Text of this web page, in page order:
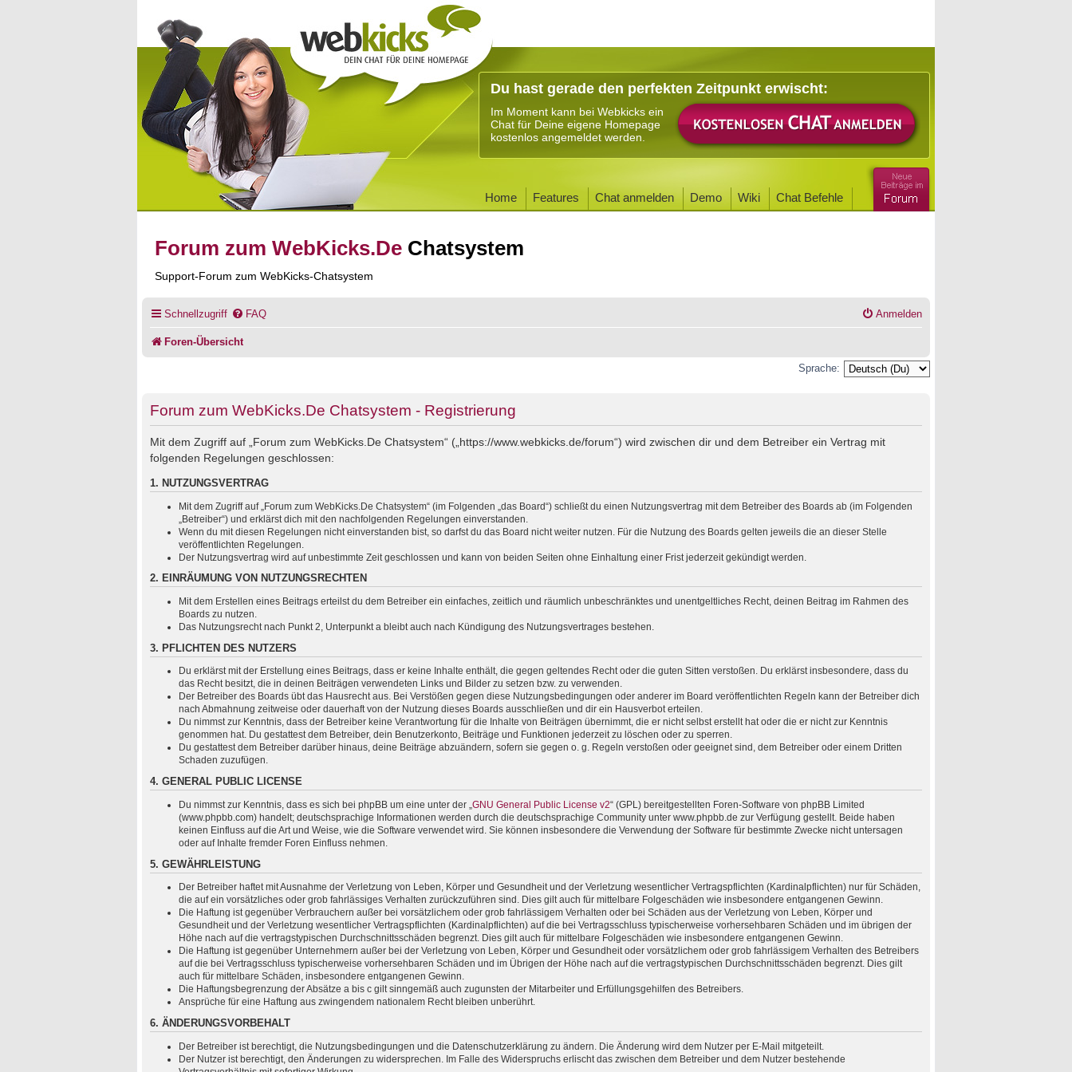
Du hast gerade den perfekten Zeitpunkt erwischt:
Im Moment kann bei Webkicks ein
Chat für Deine eigene Homepage
kostenlos angemeldet werden.
Home Features Chat anmelden Demo Wiki Chat Befehle
Forum zum WebKicks.De Chatsystem
Support-Forum zum WebKicks-Chatsystem
Schnellzugriff FAQ Anmelden
Foren-Übersicht
Sprache:
Forum zum WebKicks.De Chatsystem - Registrierung
Mit dem Zugriff auf „Forum zum WebKicks.De Chatsystem“ („https://www.webkicks.de/forum“) wird zwischen dir und dem Betreiber ein Vertrag mit
folgenden Regelungen geschlossen:
1. NUTZUNGSVERTRAG
Mit dem Zugriff auf „Forum zum WebKicks.De Chatsystem“ (im Folgenden „das Board“) schließt du einen Nutzungsvertrag mit dem Betreiber des Boards ab (im Folgenden
„Betreiber“) und erklärst dich mit den nachfolgenden Regelungen einverstanden.
Wenn du mit diesen Regelungen nicht einverstanden bist, so darfst du das Board nicht weiter nutzen. Für die Nutzung des Boards gelten jeweils die an dieser Stelle
veröffentlichten Regelungen.
Der Nutzungsvertrag wird auf unbestimmte Zeit geschlossen und kann von beiden Seiten ohne Einhaltung einer Frist jederzeit gekündigt werden.
2. EINRÄUMUNG VON NUTZUNGSRECHTEN
Mit dem Erstellen eines Beitrags erteilst du dem Betreiber ein einfaches, zeitlich und räumlich unbeschränktes und unentgeltliches Recht, deinen Beitrag im Rahmen des
Boards zu nutzen.
Das Nutzungsrecht nach Punkt 2, Unterpunkt a bleibt auch nach Kündigung des Nutzungsvertrages bestehen.
3. PFLICHTEN DES NUTZERS
Du erklärst mit der Erstellung eines Beitrags, dass er keine Inhalte enthält, die gegen geltendes Recht oder die guten Sitten verstoßen. Du erklärst insbesondere, dass du
das Recht besitzt, die in deinen Beiträgen verwendeten Links und Bilder zu setzen bzw. zu verwenden.
Der Betreiber des Boards übt das Hausrecht aus. Bei Verstößen gegen diese Nutzungsbedingungen oder anderer im Board veröffentlichten Regeln kann der Betreiber dich
nach Abmahnung zeitweise oder dauerhaft von der Nutzung dieses Boards ausschließen und dir ein Hausverbot erteilen.
Du nimmst zur Kenntnis, dass der Betreiber keine Verantwortung für die Inhalte von Beiträgen übernimmt, die er nicht selbst erstellt hat oder die er nicht zur Kenntnis
genommen hat. Du gestattest dem Betreiber, dein Benutzerkonto, Beiträge und Funktionen jederzeit zu löschen oder zu sperren.
Du gestattest dem Betreiber darüber hinaus, deine Beiträge abzuändern, sofern sie gegen o. g. Regeln verstoßen oder geeignet sind, dem Betreiber oder einem Dritten
Schaden zuzufügen.
4. GENERAL PUBLIC LICENSE
Du nimmst zur Kenntnis, dass es sich bei phpBB um eine unter der „ GNU General Public License v2“ (GPL) bereitgestellten Foren-Software von phpBB Limited
(www.phpbb.com) handelt; deutschsprachige Informationen werden durch die deutschsprachige Community unter www.phpbb.de zur Verfügung gestellt. Beide haben
keinen Einfluss auf die Art und Weise, wie die Software verwendet wird. Sie können insbesondere die Verwendung der Software für bestimmte Zwecke nicht untersagen
oder auf Inhalte fremder Foren Einfluss nehmen.
5. GEWÄHRLEISTUNG
Der Betreiber haftet mit Ausnahme der Verletzung von Leben, Körper und Gesundheit und der Verletzung wesentlicher Vertragspflichten (Kardinalpflichten) nur für Schäden,
die auf ein vorsätzliches oder grob fahrlässiges Verhalten zurückzuführen sind. Dies gilt auch für mittelbare Folgeschäden wie insbesondere entgangenen Gewinn.
Die Haftung ist gegenüber Verbrauchern außer bei vorsätzlichem oder grob fahrlässigem Verhalten oder bei Schäden aus der Verletzung von Leben, Körper und
Gesundheit und der Verletzung wesentlicher Vertragspflichten (Kardinalpflichten) auf die bei Vertragsschluss typischerweise vorhersehbaren Schäden und im übrigen der
Höhe nach auf die vertragstypischen Durchschnittsschäden begrenzt. Dies gilt auch für mittelbare Folgeschäden wie insbesondere entgangenen Gewinn.
Die Haftung ist gegenüber Unternehmern außer bei der Verletzung von Leben, Körper und Gesundheit oder vorsätzlichem oder grob fahrlässigem Verhalten des Betreibers
auf die bei Vertragsschluss typischerweise vorhersehbaren Schäden und im Übrigen der Höhe nach auf die vertragstypischen Durchschnittsschäden begrenzt. Dies gilt
auch für mittelbare Schäden, insbesondere entgangenen Gewinn.
Die Haftungsbegrenzung der Absätze a bis c gilt sinngemäß auch zugunsten der Mitarbeiter und Erfüllungsgehilfen des Betreibers.
Ansprüche für eine Haftung aus zwingendem nationalem Recht bleiben unberührt.
6. ÄNDERUNGSVORBEHALT
Der Betreiber ist berechtigt, die Nutzungsbedingungen und die Datenschutzerklärung zu ändern. Die Änderung wird dem Nutzer per E-Mail mitgeteilt.
Der Nutzer ist berechtigt, den Änderungen zu widersprechen. Im Falle des Widerspruchs erlischt das zwischen dem Betreiber und dem Nutzer bestehende